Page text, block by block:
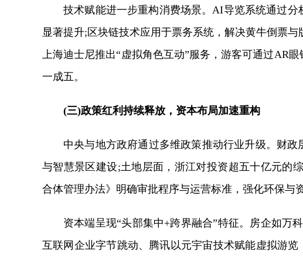
技术赋能进一步重构消费场景。AI导览系统通过
显著提升;区块链技术应用于票务系统，解决黄牛倒票与
上海迪士尼推出“虚拟角色互动”服务，游客可通过AR
一成五。
(三)政策红利持续释放，资本布局加速重构
中央与地方政府通过多维政策推动行业升级。财
与智慧景区建设;土地层面，浙江对投资超五十亿元的
合体管理办法》明确审批程序与运营标准，强化环保与
资本端呈现“头部集中+跨界融合”特征。房企如万
互联网企业字节跳动、腾讯以元宇宙技术赋能虚拟游